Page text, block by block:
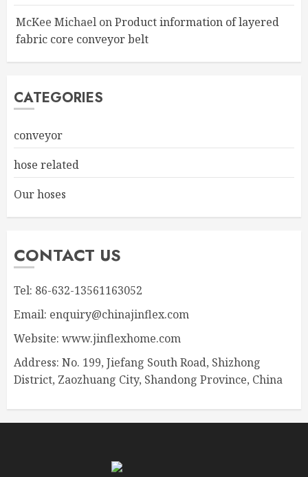
McKee Michael onProduct information of layered
fabric core conveyor belt
CATEGORIES
conveyor
hose related
Our hoses
CONTACT US
Tel: 86-632-13561163052
Email: enquiry@chinajinflex.com
Website: www.jinflexhome.com
Address: No. 199, Jiefang South Road, Shizhong
District, Zaozhuang City, Shandong Province, China